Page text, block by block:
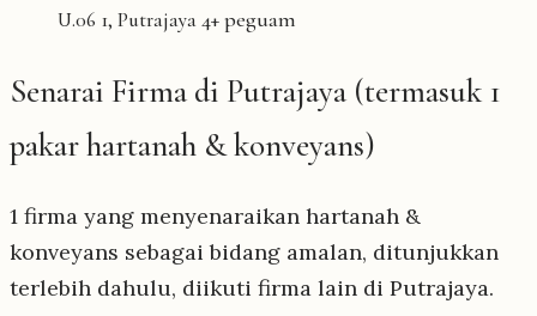
U.06 1, Putrajaya4+ peguam
Senarai Firma di Putrajaya (termasuk 1
pakar hartanah & konveyans)
1 firma yang menyenaraikan hartanah &
konveyans sebagai bidang amalan, ditunjukkan
terlebih dahulu, diikuti firma lain di Putrajaya.